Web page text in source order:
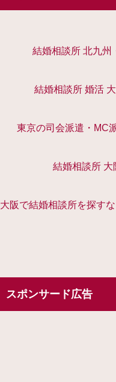
結婚相談所 北九州
結婚相談所 婚活
東京の司会派遣・MC
結婚相談所 大
大阪で結婚相談所を探す
スポンサード広告